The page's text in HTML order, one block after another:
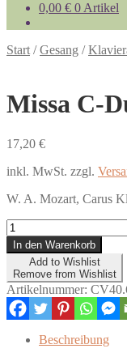
0,00 € 0 Artikel
Start /Gesang /
Missa C-
17,20 €
inkl. MwSt. zzgl.
W. A. Mozart, Carus
Missa
C-
Dur
KV257
Menge
In den Warenkorb
Add to Wishlist
Remove from Wishlist
Artikelnummer:
Beschreibung